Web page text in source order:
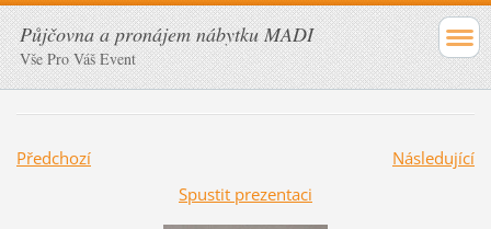
Půjčovna a pronájem nábytku MADI
Vše Pro Váš Event
Předchozí
Následující
Spustit prezentaci